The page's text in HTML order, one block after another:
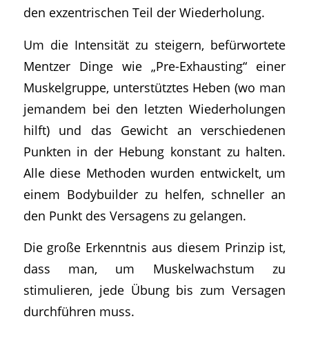
den exzentrischen Teil der Wiederholung.
Um die Intensität zu steigern, befürwortete
Mentzer Dinge wie „Pre-Exhausting“ einer
Muskelgruppe, unterstütztes Heben (wo man
jemandem bei den letzten Wiederholungen
hilft) und das Gewicht an verschiedenen
Punkten in der Hebung konstant zu halten.
Alle diese Methoden wurden entwickelt, um
einem Bodybuilder zu helfen, schneller an
den Punkt des Versagens zu gelangen.
Die große Erkenntnis aus diesem Prinzip ist,
dass man, um Muskelwachstum zu
stimulieren, jede Übung bis zum Versagen
durchführen muss.